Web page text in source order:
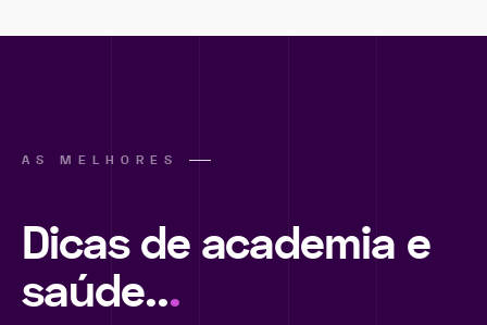
AS MELHORES
Dicas de academia e
saúde...